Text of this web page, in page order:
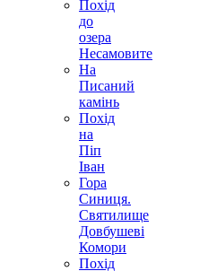
Похід
до
озера
Несамовите
На
Писаний
камінь
Похід
на
Піп
Іван
Гора
Синиця.
Святилище
Довбушеві
Комори
Похід